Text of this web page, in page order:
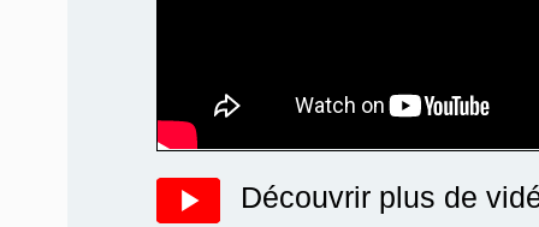
Découvrir plus de